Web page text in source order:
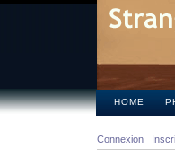
HOME
Connexion